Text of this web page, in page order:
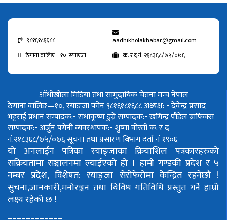
९८१६१८१६८८
aadhikholakhabar@gmail.com
ठेगाना वालिङ—१०, स्याङजा
क. र द नं. २१८३६८/७५/०७६
आँधीखोला मिडिया तथा सामुदायिक चेतना मन्च नेपाल
ठेगाना वालिङ—१०, स्याङजा फोन ९८१६१८१६८८अध्यक्ष: - देवेन्द्र प्रसाद
भट्टराईप्रधान सम्पादक:- राधाकृष्ण डुम्रेसम्पादक:- खगिन्द्र पौडेलग्राफिक्स
सम्पादक:- अर्जुन पंगेनीव्यवस्थापक:- शुष्मा वोस्तीक. र द
नं.२१८३६८/७५/०७६सूचना तथा प्रसारण बिभाग दर्ता नं १९०६
यो अनलाईन पत्रिका स्याङ्जाका क्रियाशिल पत्रकारहरुको
सक्रियतामा सञ्चालनमा ल्याईएको हो । हामी गण्डकी प्रदेश र ५
नम्बर प्रदेश, विशेषत: स्याङ्जा सेरोफेरोमा केन्द्रित रहनेछौ !
सुचना,जानकारी,मनोरञ्जन तथा विविध गतिविधि प्रस्तुत गर्ने हाम्रो
लक्ष्य रहेको छ !